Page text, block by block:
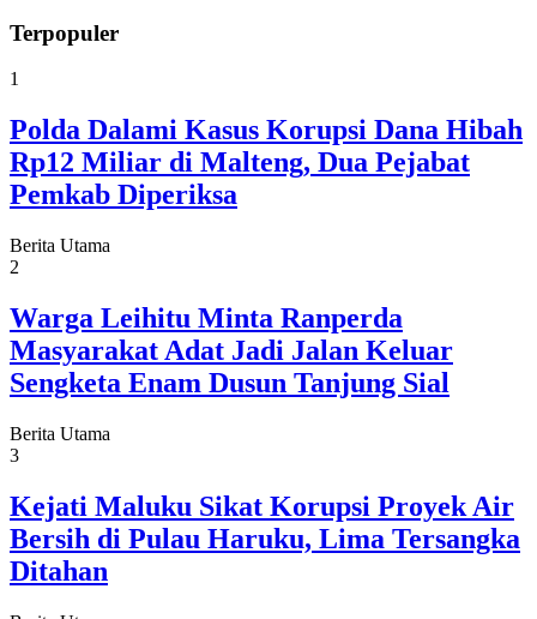
Terpopuler
1
Polda Dalami Kasus Korupsi Dana Hibah
Rp12 Miliar di Malteng, Dua Pejabat
Pemkab Diperiksa
Berita Utama
2
Warga Leihitu Minta Ranperda
Masyarakat Adat Jadi Jalan Keluar
Sengketa Enam Dusun Tanjung Sial
Berita Utama
3
Kejati Maluku Sikat Korupsi Proyek Air
Bersih di Pulau Haruku, Lima Tersangka
Ditahan